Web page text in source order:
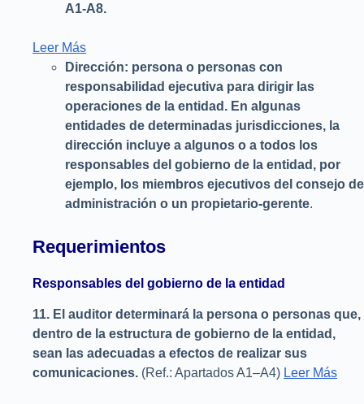
A1-A8.
Leer Más
Dirección: persona o personas con
responsabilidad ejecutiva para dirigir las
operaciones de la entidad. En algunas
entidades de determinadas jurisdicciones, la
dirección incluye a algunos o a todos los
responsables del gobierno de la entidad, por
ejemplo, los miembros ejecutivos del consejo de
administración o un propietario-gerente.
Requerimientos
Responsables del gobierno de la entidad
11. El auditor determinará la persona o personas que,
dentro de la estructura de gobierno de la entidad,
sean las adecuadas a efectos de realizar sus
comunicaciones. (Ref.: Apartados A1–A4) Leer Más